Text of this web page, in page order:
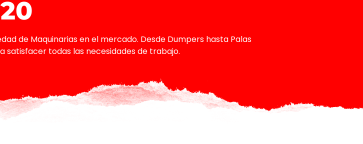
de Maquinarias en el mercado. Desde Dumpers hasta Palas
satisfacer todas las necesidades de trabajo.